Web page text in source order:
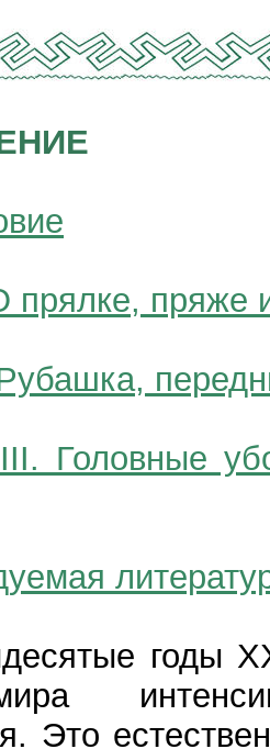
прялке, пряже
Головные
годы XX
Это